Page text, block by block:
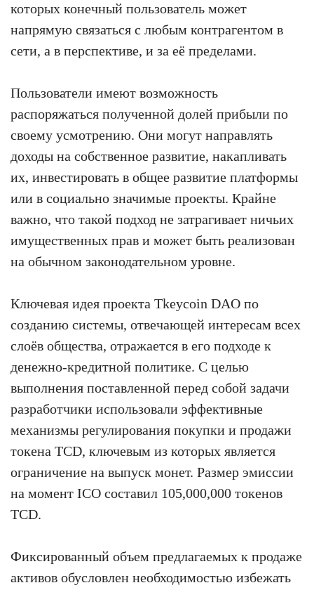
которых конечный пользователь может
напрямую связаться с любым контрагентом в
сети, а в перспективе, и за её пределами.
Пользователи имеют возможность
распоряжаться полученной долей прибыли по
своему усмотрению. Они могут направлять
доходы на собственное развитие, накапливать
их, инвестировать в общее развитие платформы
или в социально значимые проекты. Крайне
важно, что такой подход не затрагивает ничьих
имущественных прав и может быть реализован
на обычном законодательном уровне.
Ключевая идея проекта Tkeycoin DAO по
созданию системы, отвечающей интересам всех
слоёв общества, отражается в его подходе к
денежно-кредитной политике. С целью
выполнения поставленной перед собой задачи
разработчики использовали эффективные
механизмы регулирования покупки и продажи
токена TCD, ключевым из которых является
ограничение на выпуск монет. Размер эмиссии
на момент ICO составил 105,000,000 токенов
TCD.
Фиксированный объем предлагаемых к продаже
активов обусловлен необходимостью избежать